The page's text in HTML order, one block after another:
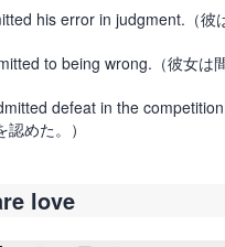
his error in judgment.（彼
to being wrong.（彼女は
defeat in the
めた。）
love